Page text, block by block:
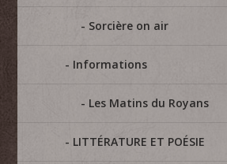
Sorcière on air
Informations
Les Matins du Royans
LITTÉRATURE ET POÉSIE